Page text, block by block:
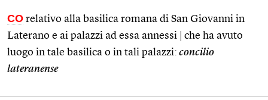
CO relativo alla basilica romana di San Giovanni in
Laterano e ai palazzi ad essa annessi
che ha avuto
luogo in tale basilica o in tali palazzi: concilio
lateranense